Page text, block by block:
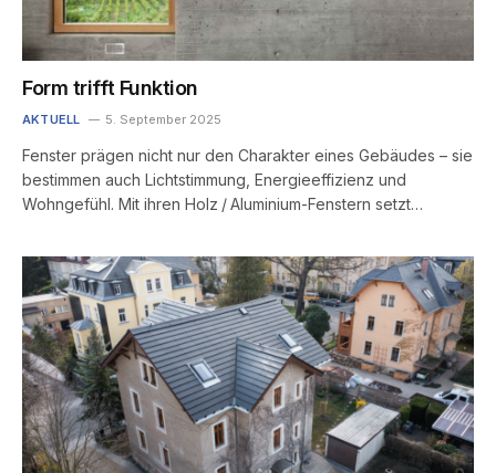
Form trifft Funktion
AKTUELL 5. September 2025
Fenster prägen nicht nur den Charakter eines Gebäudes – sie
bestimmen auch Lichtstimmung, Energieeffizienz und
Wohngefühl. Mit ihren Holz / Aluminium-Fenstern setzt…